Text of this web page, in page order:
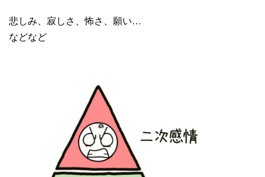
悲しみ、寂しさ、怖さ、願い…
などなど